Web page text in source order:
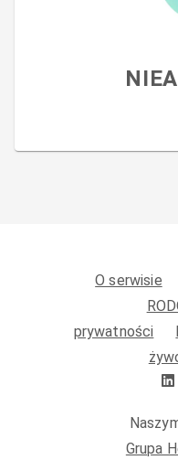
O serwisie
prywatności
Grupa